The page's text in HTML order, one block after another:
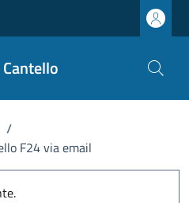
/
F24 via email